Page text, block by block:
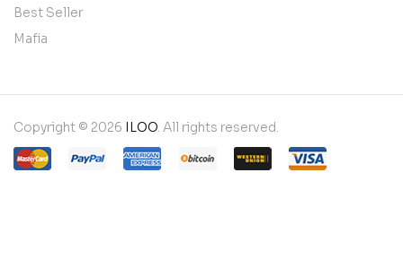
Best Seller
Mafia
Copyright © 2026 ILOO. All rights reserved.